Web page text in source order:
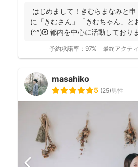
はじめまして！きむらまなみと
に「きむさん」「きむちゃん」と
(^^)🌼 都内を中心に活動しており
予約承諾率： 97% 最終アクティ
masahiko
5 (25)男性